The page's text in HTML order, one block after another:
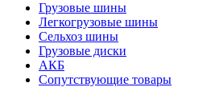
Грузовые шины
Легкогрузовые шины
Сельхоз шины
Грузовые диски
АКБ
Сопутствующие товары